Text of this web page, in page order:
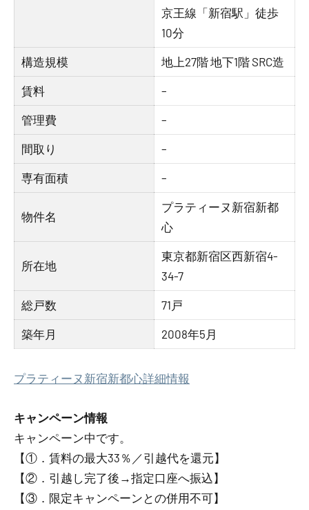
京王線「新宿駅」徒歩
10分
構造規模 地上27階 地下1階 SRC造
賃料 –
管理費 –
間取り –
専有面積 –
物件名
プラティーヌ新宿新都
心
所在地
東京都新宿区西新宿4-
34-7
総戸数 71戸
築年月 2008年5月
プラティーヌ新宿新都心詳細情報
キャンペーン情報
キャンペーン中です。
【①．賃料の最大33％／引越代を還元】
【②．引越し完了後→指定口座へ振込】
【③．限定キャンペーンとの併用不可】